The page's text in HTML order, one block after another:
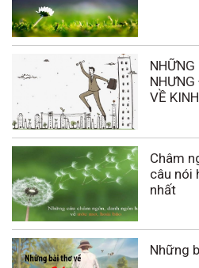
NHỮNG
VỀ
Châm
câu nói
nhất
Những